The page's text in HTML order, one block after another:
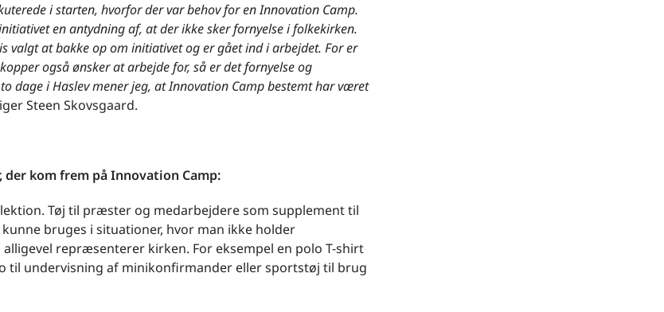
i starten, hvorfor der var behov for en Innovation Camp.
en antydning af, at der ikke sker fornyelse i folkekirken.
valgt at bakke op om initiativet og er gået ind i arbejdet. For er
også ønsker at arbejde for, så er det fornyelse og
dage i Haslev mener jeg, at Innovation Camp bestemt har været
Steen Skovsgaard.
der kom frem på Innovation Camp:
Tøj til præster og medarbejdere som supplement til
bruges i situationer, hvor man ikke holder
repræsenterer kirken. For eksempel en polo T-shirt
til undervisning af minikonfirmander eller sportstøj til brug